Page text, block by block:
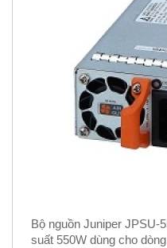
Bộ nguồn Juniper JPSU-
suất 550W dùng cho